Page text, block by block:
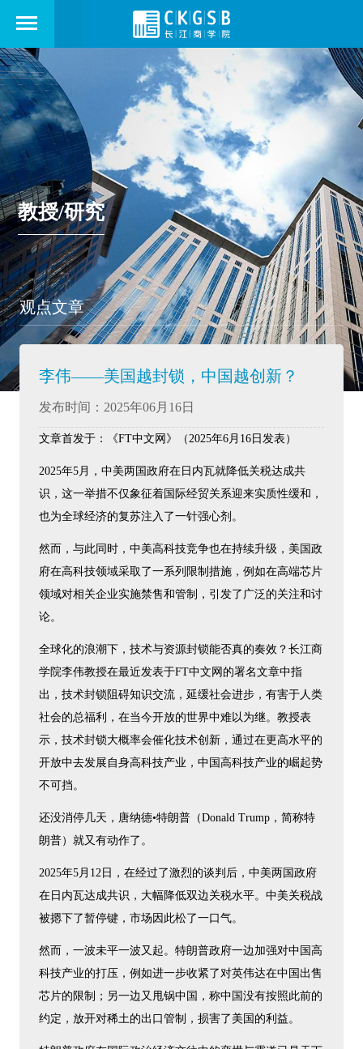
教授/研究
观点文章
李伟——美国越封锁，中国越创新？
发布时间：2025年06月16日
文章首发于：《FT中文网》（2025年6月16日发表）
2025年5月，中美两国政府在日内瓦就降低关税达成共
识，这一举措不仅象征着国际经贸关系迎来实质性缓和，
也为全球经济的复苏注入了一针强心剂。
然而，与此同时，中美高科技竞争也在持续升级，美国政
府在高科技领域采取了一系列限制措施，例如在高端芯片
领域对相关企业实施禁售和管制，引发了广泛的关注和讨
论。
全球化的浪潮下，技术与资源封锁能否真的奏效？长江商
学院李伟教授在最近发表于FT中文网的署名文章中指
出，技术封锁阻碍知识交流，延缓社会进步，有害于人类
社会的总福利，在当今开放的世界中难以为继。教授表
示，技术封锁大概率会催化技术创新，通过在更高水平的
开放中去发展自身高科技产业，中国高科技产业的崛起势
不可挡。
还没消停几天，唐纳德•特朗普（Donald Trump，简称特
朗普）就又有动作了。
2025年5月12日，在经过了激烈的谈判后，中美两国政府
在日内瓦达成共识，大幅降低双边关税水平。中美关税战
被摁下了暂停键，市场因此松了一口气。
然而，一波未平一波又起。特朗普政府一边加强对中国高
科技产业的打压，例如进一步收紧了对英伟达在中国出售
芯片的限制；另一边又甩锅中国，称中国没有按照此前的
约定，放开对稀土的出口管制，损害了美国的利益。